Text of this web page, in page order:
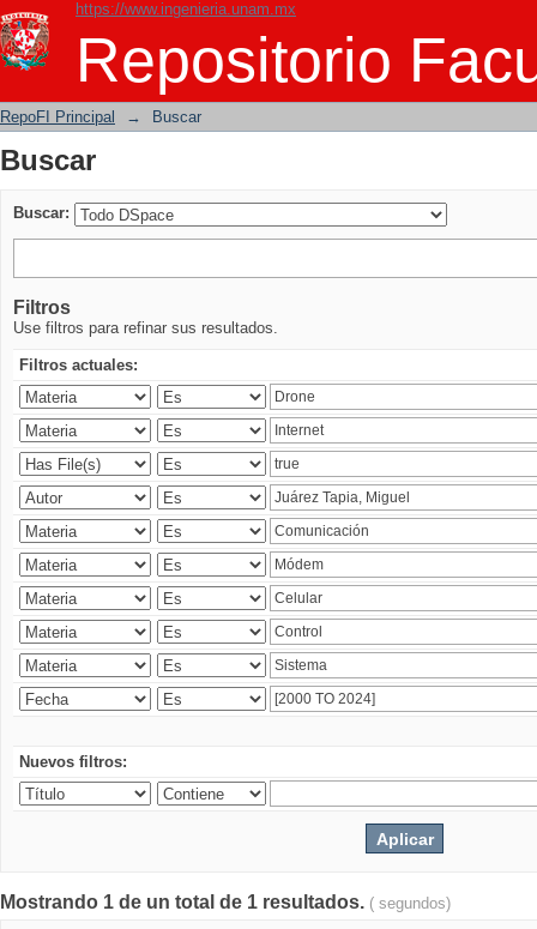
https://www.ingenieria.unam.mx
Repositorio
Buscar
RepoFI Principal → Buscar
Buscar
Buscar:
Filtros
Use filtros para refinar sus resultados.
Filtros actuales:
Nuevos filtros:
Mostrando 1 de un total de 1 resultados. ( segundos)